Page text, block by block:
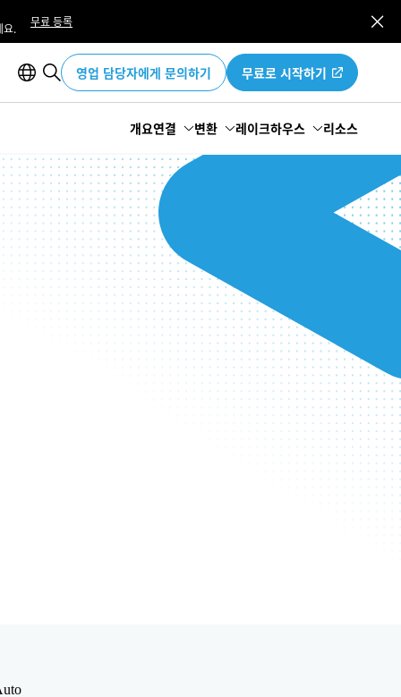
요. 무료 등록
영업 담당자에게 문의하기 무료로 시작하기
개요연결
연결 개요
Openflow
스트리밍 및 배치
제로 카피 통합
변환
데이터 파이프라인 개요
Snowpark
Snowpark Connect
동적 테이블
dbt 프로젝트
레이크하우스 리소스